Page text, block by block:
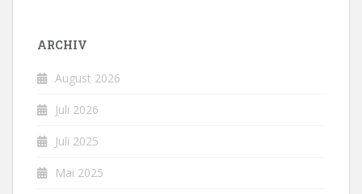
ARCHIV
August 2026
Juli 2026
Juli 2025
Mai 2025